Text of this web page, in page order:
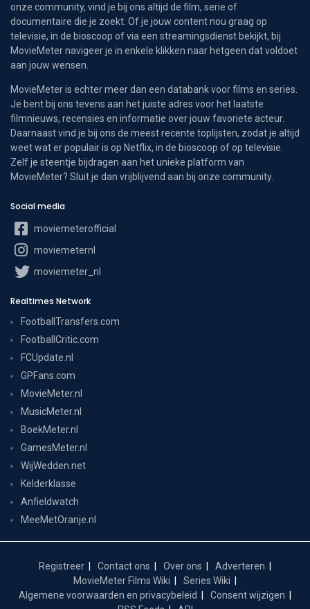
onze community, vind je bij ons altijd de film, serie of
documentaire die je zoekt. Of je jouw content nou graag op
televisie, in de bioscoop of via een streamingsdienst bekijkt, bij
MovieMeter navigeer je in enkele klikken naar hetgeen dat voldoet
aan jouw wensen.
MovieMeter is echter meer dan een databank voor films en series.
Je bent bij ons tevens aan het juiste adres voor het laatste
filmnieuws, recensies en informatie over jouw favoriete acteur.
Daarnaast vind je bij ons de meest recente toplijsten, zodat je altijd
weet wat er populair is op Netflix, in de bioscoop of op televisie.
Zelf je steentje bijdragen aan het unieke platform van
MovieMeter? Sluit je dan vrijblijvend aan bij onze community.
Social media
moviemeterofficial
moviemeternl
moviemeter_nl
Realtimes Network
FootballTransfers.com
FootballCritic.com
FCUpdate.nl
GPFans.com
MovieMeter.nl
MusicMeter.nl
BoekMeter.nl
GamesMeter.nl
WijWedden.net
Kelderklasse
Anfieldwatch
MeeMetOranje.nl
Registreer Contact ons Over ons
Adverteren
MovieMeter Films Wiki
Series Wiki
Algemene voorwaarden en privacybeleid
Consent wijzigen